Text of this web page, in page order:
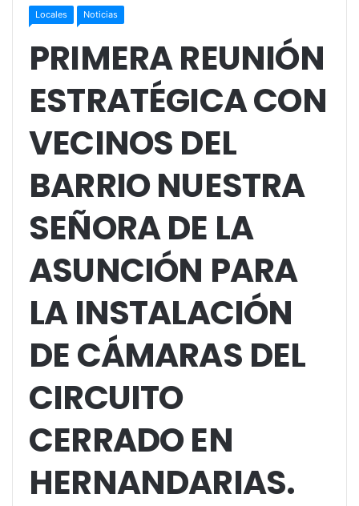
Locales Noticias
PRIMERA REUNIÓN
ESTRATÉGICA CON
VECINOS DEL
BARRIO NUESTRA
SEÑORA DE LA
ASUNCIÓN PARA
LA INSTALACIÓN
DE CÁMARAS DEL
CIRCUITO
CERRADO EN
HERNANDARIAS.